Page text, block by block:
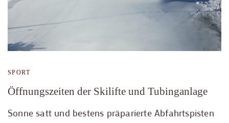
SPORT
Öffnungszeiten der Skilifte und Tubinganlage
Sonne satt und bestens präparierte Abfahrtspisten